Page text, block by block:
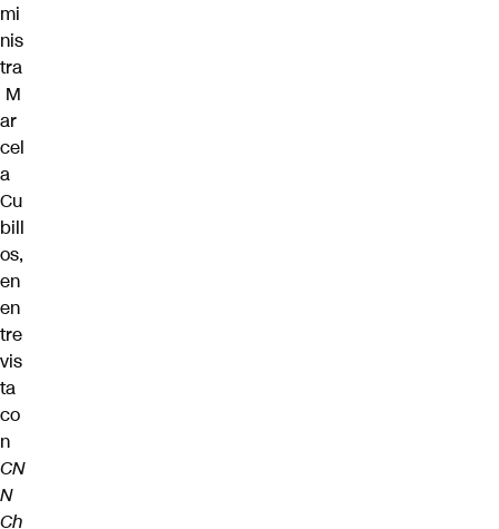
mi
nis
tra
M
ar
cel
a
Cu
bill
os,
en
en
tre
vis
ta
co
n
CN
N
Ch